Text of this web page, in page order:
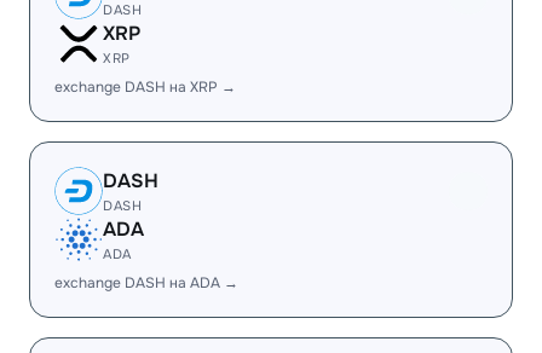
DASH
XRP
XRP
exchange DASH на XRP →
DASH
DASH
ADA
ADA
exchange DASH на ADA →